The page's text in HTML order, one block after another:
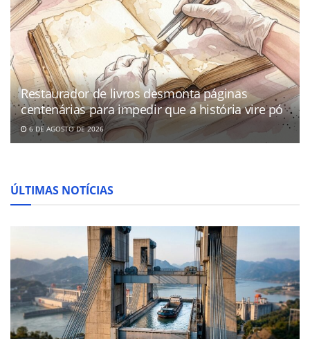
Restaurador de livros desmonta páginas
centenárias para impedir que a história vire pó
6 DE AGOSTO DE 2026
ÚLTIMAS NOTÍCIAS